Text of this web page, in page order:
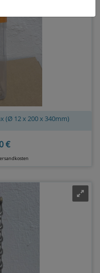
(Ø 12 x 200 x 340mm)
€